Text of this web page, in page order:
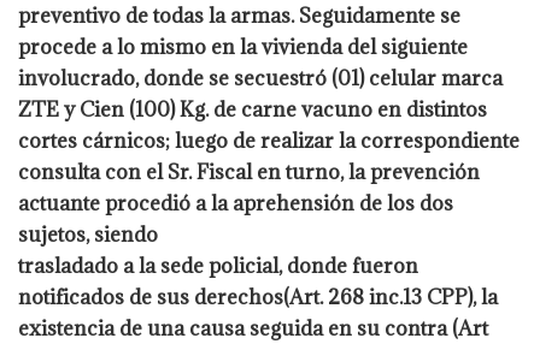
preventivo de todas la armas. Seguidamente se
procede a lo mismo en la vivienda del siguiente
involucrado, donde se secuestró (01) celular marca
ZTE y Cien (100) Kg. de carne vacuno en distintos
cortes cárnicos; luego de realizar la correspondiente
consulta con el Sr. Fiscal en turno, laprevención
actuante procedió a la aprehensión de los dos
sujetos, siendo
trasladado a la sede policial, donde fueron
notificados de sus derechos(Art. 268inc.13 CPP), la
existencia de una causa seguida en su contra (Art